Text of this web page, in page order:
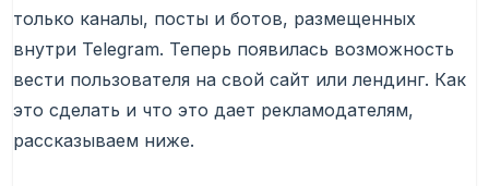
только каналы, посты и ботов, размещенных
внутри Telegram. Теперь появилась возможность
вести пользователя на свой сайт или лендинг. Как
это сделать и что это дает рекламодателям,
рассказываем ниже.